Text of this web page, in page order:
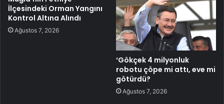
İlçesindeki Orman Yangını
Kontrol Altına Alındı
Ağustos 7, 2026
‘Gökçek 4 milyonluk
robotu çöpe mi attı, eve mi
götürdü?
Ağustos 7, 2026